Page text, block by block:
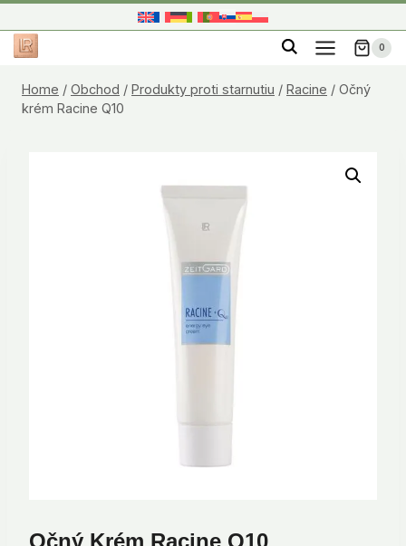
to
content
0
Home / Obchod / Produkty proti starnutiu / Racine / Očný
krém Racine Q10